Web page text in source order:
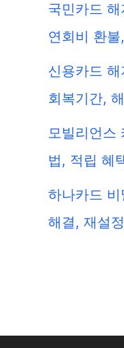
국민카드
연회비 환
신용카드
회복기간,
모빌리언스
법, 적립 혜
하나카드
해결, 재설